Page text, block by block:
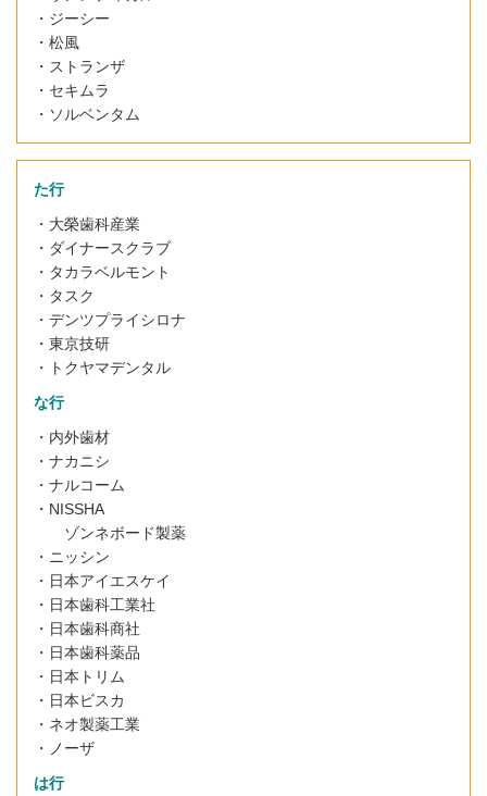
・ジーシー
・松風
・ ストランザ
・セキムラ
・ソルベンタム
た行
・大榮歯科産業
・ダイナースクラブ
・タカラベルモント
・タスク
・ デンツプライシロナ
・ 東京技研
・
トクヤマデンタル
な行
・内外歯材
・ナカニシ
・ナルコーム
・NISSHA
ゾンネボード製薬
・ニッシン
・日本アイエスケイ
・日本歯科工業社
・日本歯科商社
・日本歯科薬品
・日本トリム
・日本ビスカ
・ネオ製薬工業
・ノーザ
は行